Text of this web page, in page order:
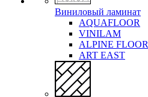
Виниловый ламинат
AQUAFLOOR
VINILAM
ALPINE FLOOR
ART EAST